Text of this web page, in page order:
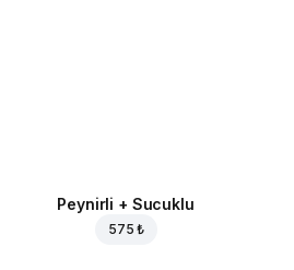
Peynirli + Sucuklu
575 ₺